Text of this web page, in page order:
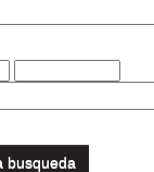
busqueda